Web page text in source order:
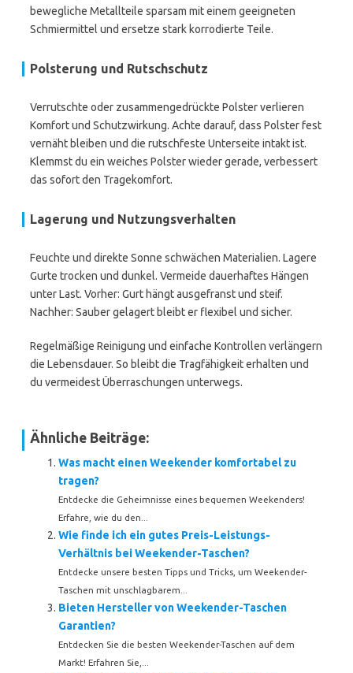
bewegliche Metallteile sparsam mit einem geeigneten
Schmiermittel und ersetze stark korrodierte Teile.
Polsterung und Rutschschutz
Verrutschte oder zusammengedrückte Polster verlieren
Komfort und Schutzwirkung. Achte darauf, dass Polster fest
vernäht bleiben und die rutschfeste Unterseite intakt ist.
Klemmst du ein weiches Polster wieder gerade, verbessert
das sofort den Tragekomfort.
Lagerung und Nutzungsverhalten
Feuchte und direkte Sonne schwächen Materialien. Lagere
Gurte trocken und dunkel. Vermeide dauerhaftes Hängen
unter Last. Vorher: Gurt hängt ausgefranst und steif.
Nachher: Sauber gelagert bleibt er flexibel und sicher.
Regelmäßige Reinigung und einfache Kontrollen verlängern
die Lebensdauer. So bleibt die Tragfähigkeit erhalten und
du vermeidest Überraschungen unterwegs.
Ähnliche Beiträge:
Was macht einen Weekender komfortabel zu
tragen?
Entdecke die Geheimnisse eines bequemen Weekenders!
Erfahre, wie du den...
Wie finde ich ein gutes Preis-Leistungs-
Verhältnis bei Weekender-Taschen?
Entdecke unsere besten Tipps und Tricks, um Weekender-
Taschen mit unschlagbarem...
Bieten Hersteller von Weekender-Taschen
Garantien?
Entdecken Sie die besten Weekender-Taschen auf dem
Markt! Erfahren Sie,...